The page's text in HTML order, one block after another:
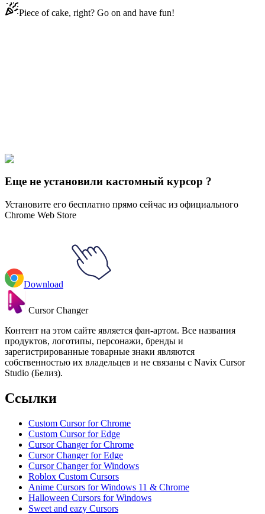
Piece of cake, right? Go on and have fun!
Водяный цвет
Еще не установили кастомный курсор ?
Установите его бесплатно прямо сейчас из официального
Chrome Web Store
Download
Cursor Changer
Контент на этом сайте является фан-артом. Все названия
продуктов, логотипы, персонажи, бренды и
зарегистрированные товарные знаки являются
собственностью их владельцев и не связаны с Navix Cursor
Studio (Белиз).
Ссылки
Custom Cursor for Chrome
Custom Cursor for Edge
Cursor Changer for Chrome
Cursor Changer for Edge
Cursor Changer for Windows
Roblox Custom Cursors
Anime Cursors for Windows 11 & Chrome
Halloween Cursors for Windows
Sweet and eazy Cursors